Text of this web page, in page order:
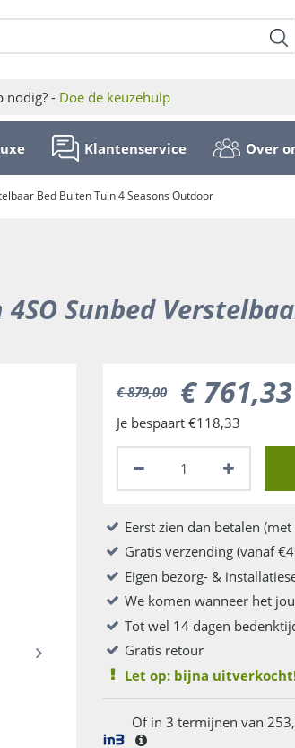
Bed Buiten Tuin 4 Seasons Outdoor
nodig? - Doe de keuzehulp
Klantenservice Over
Sunbed
€ 879,00 € 761,33
Je bespaart €118,33
Eerst zien dan betalen
Gratis verzending (vanaf
Eigen bezorg- &
We komen wanneer het
Tot wel 14 dagen
Gratis retour
Let op: bijna
Of in 3 termijnen van